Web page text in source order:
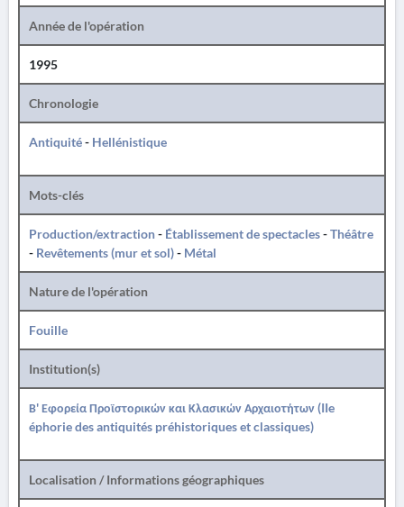
Année de l'opération
1995
Chronologie
Antiquité- Hellénistique
Mots-clés
Production/extraction- Établissement de spectacles-Théâtre
- Revêtements (mur et sol)- Métal
Nature de l'opération
Fouille
Institution(s)
Β' Εφορεία Προϊστορικών και Κλασικών Αρχαιοτήτων (IIe
éphorie des antiquités préhistoriques et classiques)
Localisation / Informations géographiques